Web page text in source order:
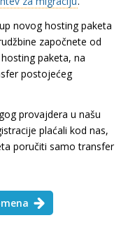
novog hosting paketa
započnete od
paketa, na
postojećeg
provajdera u našu
plaćali kod nas,
poručiti samo transfer